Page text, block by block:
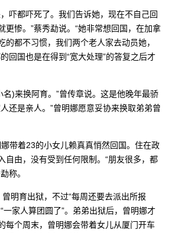
吓都吓死了。我们告诉她，现在不自己回
更惨。”蔡秀勐说。“她非常想回国，在加拿
的都不习惯，我们两个老人家去动员她，
回国也是在得到“宽大处理”的答复之后才
名)来换阿育。”曾传章说。这是他晚年最骄
还是亲人。”曾明娜愿意妥协来换取弟弟曾
带着23的小女儿赖真真悄然回国。住在政
自由，没有受到任何限制。“朋友很多，都
称。
明育出狱，不过“每周还要去派出所报
一家人算团圆了”。弟弟出狱后，曾明娜才
每个周末，曾明娜会带着女儿从厦门开车